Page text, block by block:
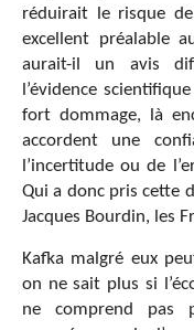
réduirait le risque
excellent préalable
aurait-il un avis
l’évidence
fort dommage, là
accordent une
l’incertitude ou de
Qui a donc pris cette
Jacques Bourdin, les
Kafka malgré eux
on ne sait plus si
ne comprend pas